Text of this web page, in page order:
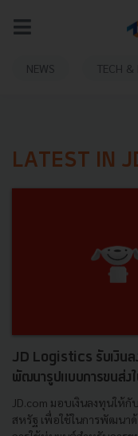
NEWS TECH &
LATEST IN
JD Logistics รับเงิน
พัฒนารูปแบบการขนส่ง
JD.com มอบเงินลงทุนให้
สหรัฐ เพื่อใช้ในการพัฒนา